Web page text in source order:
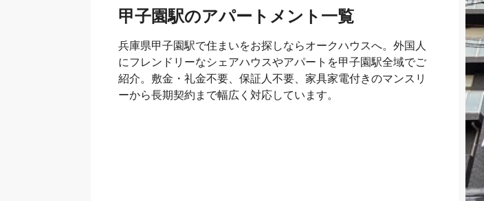
甲子園駅のアパートメント一覧
兵庫県甲子園駅で住まいをお探しならオークハウスへ。外国人
にフレンドリーなシェアハウスやアパートを甲子園駅全域でご
紹介。敷金・礼金不要、保証人不要、家具家電付きのマンスリ
ーから長期契約まで幅広く対応しています。